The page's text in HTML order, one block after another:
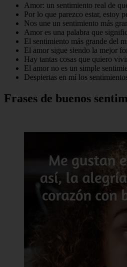
Amor: un sentimiento real de
Por lo que parezco estar, estoy
Nos une un sentimiento más
Amor es una palabra que
El sentimiento más grande del
El amor sigue siendo la mejor
Hay tantas cosas que quiero
El amor no es un simple
Despiertas en mí los
Frases de buenos